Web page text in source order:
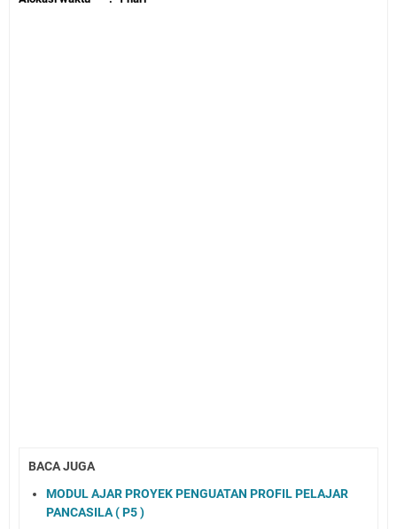
BACA JUGA
MODUL AJAR PROYEK PENGUATAN PROFIL PELAJAR
PANCASILA ( P5 )